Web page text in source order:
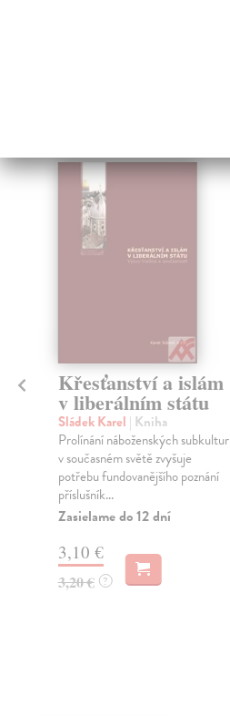
Křesťanství a islám
v liberálním státu
Sládek Karel | Kniha
Prolínání náboženských subkultur
v současném světě zvyšuje
potřebu fundovanějšího poznání
příslušník...
Zasielame do 12 dní
3,10 €
3,20 € ?